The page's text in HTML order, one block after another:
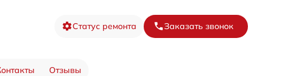
Статус ремонта Заказать звонок
Отзывы